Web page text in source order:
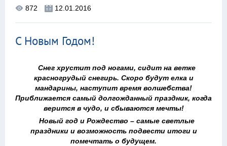
872 12.01.2016
С Новым Годом!
Снег хрустит под ногами, сидит на ветке
красногрудый снегирь. Скоро будут елка и
мандарины, наступит время волшебства!
Приближается самый долгожданный праздник, когда
верится в чудо, и сбываются мечты!
Новый год и Рождество – самые светлые
праздники и возможность подвести итоги и
помечтать о будущем.